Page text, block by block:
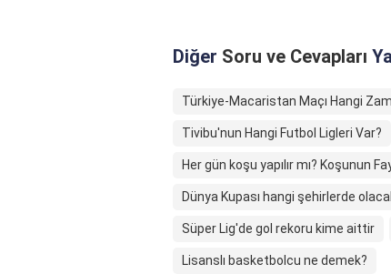
Diğer Soru ve Cevapları
Türkiye-Macaristan Maçı Hangi
Tivibu'nun Hangi Futbol Ligleri Var?
Her gün koşu yapılır mı? Koşunun
Dünya Kupası hangi şehirlerde
Süper Lig'de gol rekoru kime aittir
Lisanslı basketbolcu ne demek?